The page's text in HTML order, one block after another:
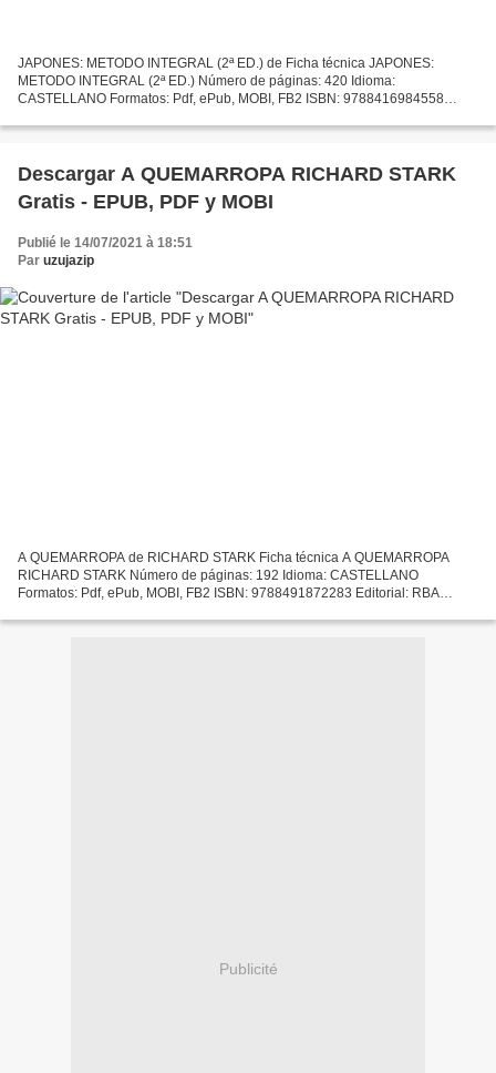
JAPONES: METODO INTEGRAL (2ª ED.) de Ficha técnica JAPONES:
METODO INTEGRAL (2ª ED.) Número de páginas: 420 Idioma:
CASTELLANO Formatos: Pdf, ePub, MOBI, FB2 ISBN: 9788416984558
Descargar...
Descargar A QUEMARROPA RICHARD STARK
Gratis - EPUB, PDF y MOBI
Publié le 14/07/2021 à 18:51
Par uzujazip
A QUEMARROPA de RICHARD STARK Ficha técnica A QUEMARROPA
RICHARD STARK Número de páginas: 192 Idioma: CASTELLANO
Formatos: Pdf, ePub, MOBI, FB2 ISBN: 9788491872283 Editorial: RBA
de...
Publicité